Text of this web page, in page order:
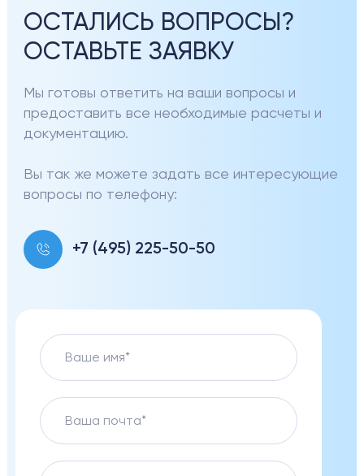
ОСТАЛИСЬ ВОПРОСЫ?
ОСТАВЬТЕ ЗАЯВКУ
Мы готовы ответить на ваши вопросы и
предоставить все необходимые расчеты и
документацию.
Вы так же можете задать все интересующие
вопросы по телефону:
+7 (495) 225-50-50